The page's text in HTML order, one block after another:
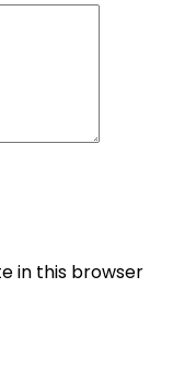
in this browser